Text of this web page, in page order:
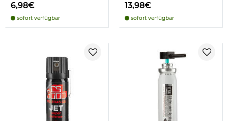
6,98€
sofort verfügbar
13,98€
sofort verfügbar